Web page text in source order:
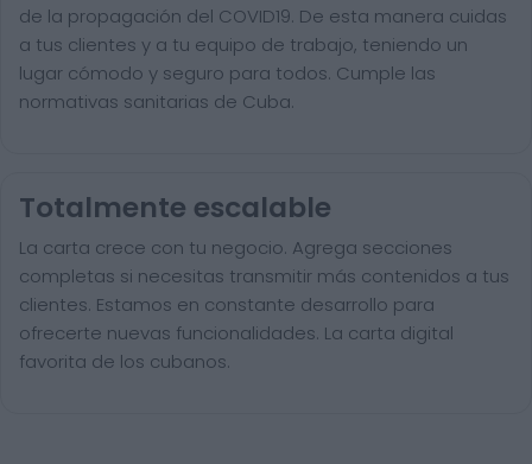
de la propagación del COVID19. De esta manera cuidas
a tus clientes y a tu equipo de trabajo, teniendo un
lugar cómodo y seguro para todos. Cumple las
normativas sanitarias de Cuba.
Totalmente escalable
La carta crece con tu negocio. Agrega secciones
completas si necesitas transmitir más contenidos a tus
clientes. Estamos en constante desarrollo para
ofrecerte nuevas funcionalidades. La carta digital
favorita de los cubanos.